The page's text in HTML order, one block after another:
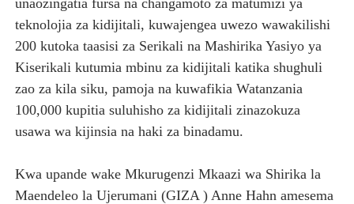
teknolojia za kidijitali, kuwajengea uwezo wawakilishi
200 kutoka taasisi za Serikali na Mashirika Yasiyo ya
Kiserikali kutumia mbinu za kidijitali katika shughuli
zao za kila siku, pamoja na kuwafikia Watanzania
100,000 kupitia suluhisho za kidijitali zinazokuza
usawa wa kijinsia na haki za binadamu.
Kwa upande wake Mkurugenzi Mkaazi wa Shirika la
Maendeleo la Ujerumani (GIZA ) Anne Hahn amesema